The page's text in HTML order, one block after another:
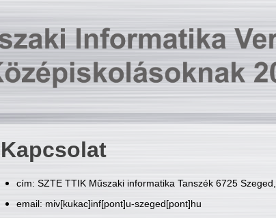
Kapcsolat
cím: SZTE TTIK Műszaki informatika Tanszék 6725
email: miv[kukac]inf[pont]u-szeged[pont]hu